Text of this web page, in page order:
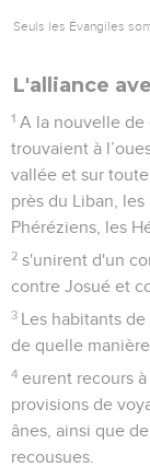
Seuls les Évangiles
L'alliance
1 A la nouvelle de
trouvaient à
vallée et sur
près du Liban,
Phéréziens, les
2 s'unirent d'un
contre Josué et
3 Les habitants
de quelle
4 eurent recours
provisions de
ânes, ainsi que
recousues.